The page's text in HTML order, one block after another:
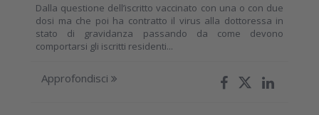
Dalla questione dell’iscritto vaccinato con una o con due
dosi ma che poi ha contratto il virus alla dottoressa in
stato di gravidanza passando da come devono
comportarsi gli iscritti residenti...
Approfondisci